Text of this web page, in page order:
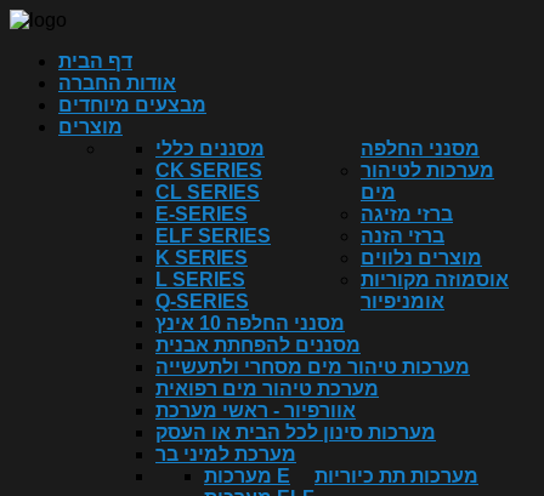
דף הבית
אודות החברה
מבצעים מיוחדים
מוצרים
מסנני החלפה
מסננים כללי
CK SERIES
CL SERIES
E-SERIES
ELF SERIES
K SERIES
L SERIES
Q-SERIES
מסנני החלפה 10 אינץ
מסננים להפחתת אבנית
מערכות לטיהור
מים
מערכות טיהור מים מסחרי ולתעשייה
מערכת טיהור מים רפואית
אוורפיור - ראשי מערכת
מערכות סינון לכל הבית או העסק
מערכת למיני בר
מערכות תת כיוריות
מערכות E
ברזי מזיגה
ברזי הזנה
מוצרים נלווים
אוסמוזה מקוריות
אומניפיור